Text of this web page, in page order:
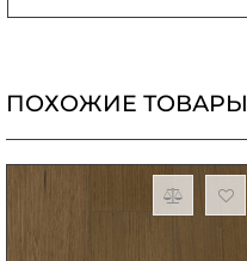
ПОХОЖИЕ ТОВАРЫ